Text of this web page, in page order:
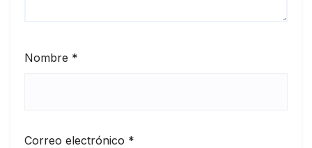
Nombre *
Correo electrónico *